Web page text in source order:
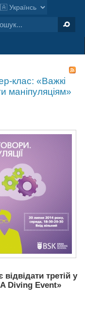
клас: «Важкі
маніпуляціям»
третій у
Diving Event»